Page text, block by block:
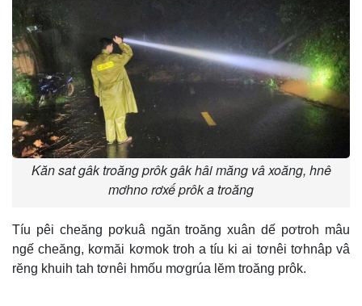
Kăn sat gâk troăng prôk gâk hâi măng vâ xoăng, hnê
mơhno rơxế prôk a troăng
Tíu pêi cheăng pơkuâ ngăn troăng xuân dế pơtroh mâu
ngế cheăng, kơmăi kơmok troh a tíu ki ai tơnêi tơhnâp vâ
rĕng khuih tah tơnêi hmốu mơgrúa lĕm troăng prôk.